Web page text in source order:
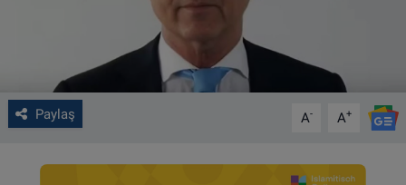
Paylaş A- A+
Çerez Politikası